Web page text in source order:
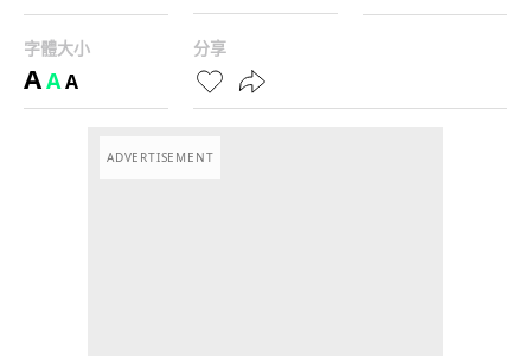
字體大小
AAA
分享
ADVERTISEMENT